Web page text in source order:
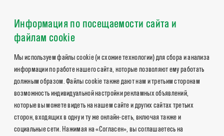
Информация по посещаемости сайта и
файлам cookie
Мы используем файлы cookie (и схожие технологии) для сбора и анализа
информации по работе нашего сайта, которые позволяют ему работать
должным образом. Файлы cookie также дают нам и третьим сторонам
возможность индивидуальной настройки рекламных объявлений,
которые вы можете видеть на нашем сайте и других сайтах третьих
сторон, входящих в одну и ту же онлайн-сеть, включая также и
социальные сети. Нажимая на «Согласен», вы соглашаетесь на